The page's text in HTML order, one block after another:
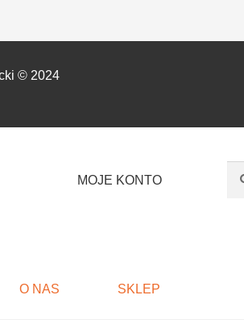
© 2024
MOJE KONTO
SKLEP
O NAS